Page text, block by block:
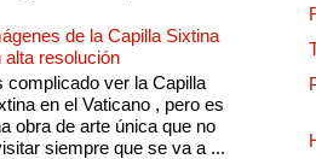
de la Capilla Sixtina
alta resolución
complicado ver la Capilla
en el Vaticano , pero es
obra de arte única que no
siempre que se va a ...